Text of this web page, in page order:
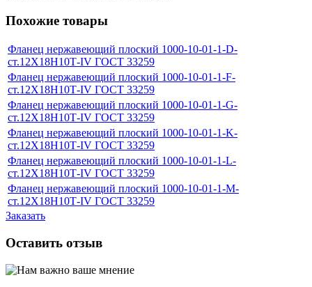
Похожие товары
Фланец нержавеющий плоский 1000-10-01-1-D-
ст.12Х18Н10Т-IV ГОСТ 33259
Фланец нержавеющий плоский 1000-10-01-1-F-
ст.12Х18Н10Т-IV ГОСТ 33259
Фланец нержавеющий плоский 1000-10-01-1-G-
ст.12Х18Н10Т-IV ГОСТ 33259
Фланец нержавеющий плоский 1000-10-01-1-K-
ст.12Х18Н10Т-IV ГОСТ 33259
Фланец нержавеющий плоский 1000-10-01-1-L-
ст.12Х18Н10Т-IV ГОСТ 33259
Фланец нержавеющий плоский 1000-10-01-1-M-
ст.12Х18Н10Т-IV ГОСТ 33259
Заказать
Оставить отзыв